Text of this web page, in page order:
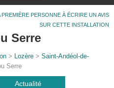
PREMIÈRE PERSONNE À ÉCRIRE UN AVIS
SUR CETTE INSTALLATION
Serre
> Lozère >Saint-Andéol-de-
Serre
Actualité